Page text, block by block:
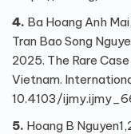
4. Ba Hoang Anh
Tran Bao Song
2025. The Rare
Vietnam.
10.4103/
5. Hoang B